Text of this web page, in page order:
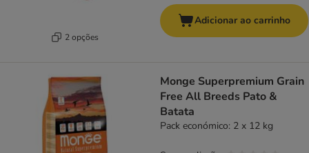
2 opções
Adicionar ao carrinho
Monge Superpremium Grain
Free All Breeds Pato &
Batata
Pack económico: 2 x 12 kg